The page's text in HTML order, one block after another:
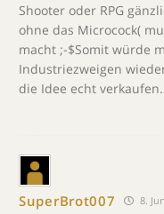
Shooter oder RPG
ohne das Microcock(
macht ;-$Somit würde
Industriezweigen
die Idee echt
SuperBrot007 8.